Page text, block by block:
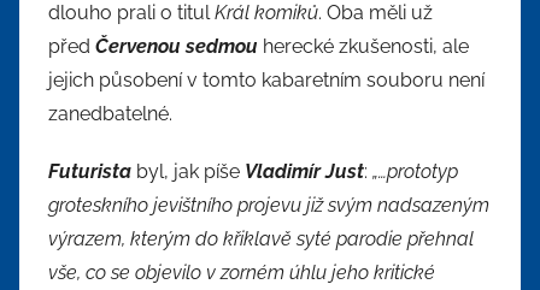
dlouho prali o titulKrál komiků. Oba měli už
před Červenou sedmou herecké zkušenosti, ale
jejich působení v tomto kabaretním souboru není
zanedbatelné.
Futurista byl, jak píše Vladimír Just: „…prototyp
groteskního jevištního projevu již svým nadsazeným
výrazem, kterým do křiklavě syté parodie přehnal
vše, co se objevilo v zorném úhlu jeho kritické